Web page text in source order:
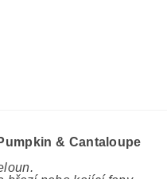
& Cantaloupe